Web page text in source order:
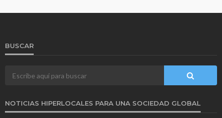
BUSCAR
NOTICIAS HIPERLOCALES PARA UNA SOCIEDAD GLOBAL